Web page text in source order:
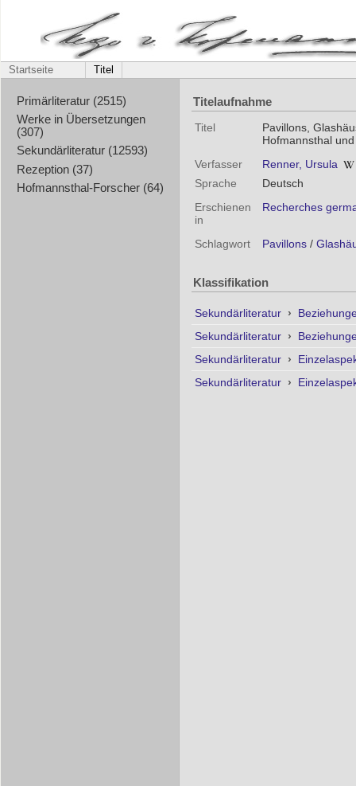
Startseite Titel
Primärliteratur (2515)
Werke in Übersetzungen
(307)
Sekundärliteratur (12593)
Rezeption (37)
Hofmannsthal-Forscher (64)
Titelaufnahme
Titel
Pavillons,
Hofmannsthal
Verfasser
Renner, Ursula
Sprache
Deutsch
Erschienen
in
Recherches
Schlagwort Pavillons/
Klassifikation
Sekundärliteratur ›
Sekundärliteratur ›
Sekundärliteratur ›
Sekundärliteratur ›